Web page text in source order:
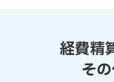
経費精
そ